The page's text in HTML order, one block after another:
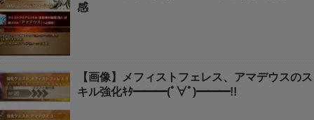
感
【画像】メフィストフェレス、アマデウスのス
キル強化ｷﾀ━━━(ﾟ∀ﾟ)━━━!!